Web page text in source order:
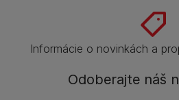
Informácie o novinkách a
Odoberajte náš